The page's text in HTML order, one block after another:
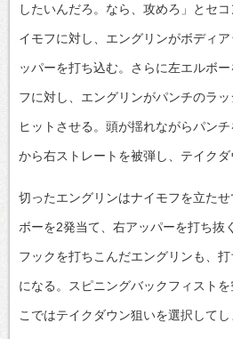
したいんだろ。なら、攻めろ」とセ
イモフに対し、エングリンがボディ
ッパーを打ち込む。さらに左エルボ
フに対し、エングリンがパンチのラ
ヒットさせる。頭が揺れながらパン
から右ストレートを被弾し、テイクダ
切ったエングリンはナイモフを立た
ボーを2発当て、右アッパーを打ち抜
フックを打ちこんだエングリンも、
になる。スピニングバックフィスト
こではテイクダウン狙いを選択してし